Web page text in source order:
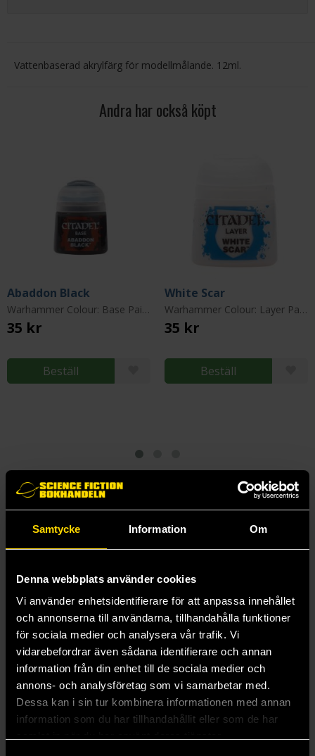
Samtycke Information Om
Denna webbplats använder cookies
Vi använder enhetsidentifierare för att anpassa innehållet
och annonserna till användarna, tillhandahålla funktioner
för sociala medier och analysera vår trafik. Vi
vidarebefordrar även sådana identifierare och annan
information från din enhet till de sociala medier och
annons- och analysföretag som vi samarbetar med.
Dessa kan i sin tur kombinera informationen med annan
information som du har tillhandahållit eller som de har
Vattenbaserad akrylfärg för modellmålande. 12ml.
Andra har också köpt
Abaddon Black
Warhammer Colour: Base Paint
35 kr
Beställ
White Scar
Warhammer Colour: Layer Paint
35 kr
Beställ
Andra delar i serien